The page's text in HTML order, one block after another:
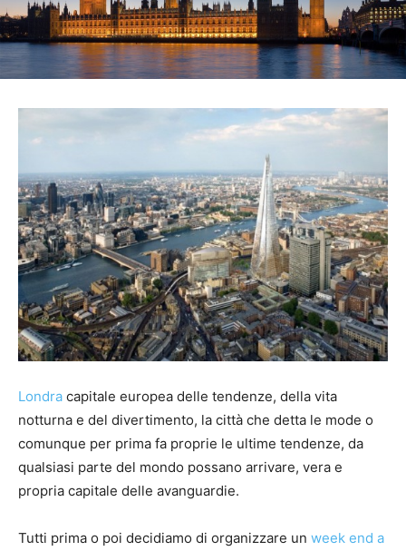
Londra capitale europea delle tendenze, della vita
notturna e del divertimento, la città che detta le mode o
comunque per prima fa proprie le ultime tendenze, da
qualsiasi parte del mondo possano arrivare, vera e
propria capitale delle avanguardie.
Tutti prima o poi decidiamo di organizzare un week end a